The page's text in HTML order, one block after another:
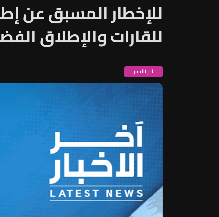
للإخطار المسبق عن
للقارات والإطلاق
آخر الأخبار